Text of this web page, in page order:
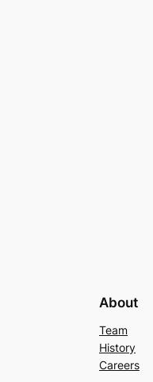
About
Team
History
Careers